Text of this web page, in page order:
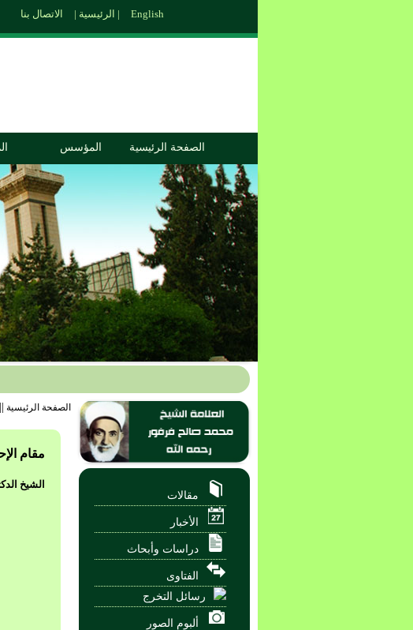
الرئيسية | الاتصال بنا | English
الصفحة الرئيسية المؤسس
مقالات
الأخبار
دراسات وأبحاث
الفتاوى
رسائل التخرج
ألبوم الصور
الصفحة الرئيسية
مقام
الشيخ